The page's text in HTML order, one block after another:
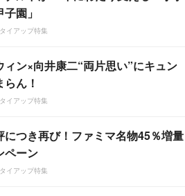
園」
イアップ特集
ィン×向井康二“両片思い”にキュン
ん！
イアップ特集
につき再び！ファミマ名物45％増量
ペーン
イアップ特集